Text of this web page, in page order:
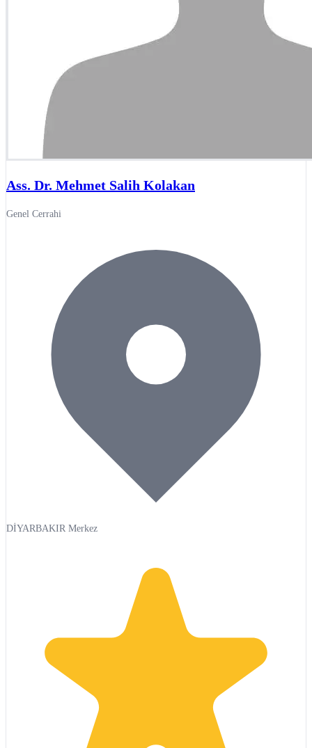
Ass. Dr. Mehmet Salih Kolakan
Genel Cerrahi
DİYARBAKIR Merkez